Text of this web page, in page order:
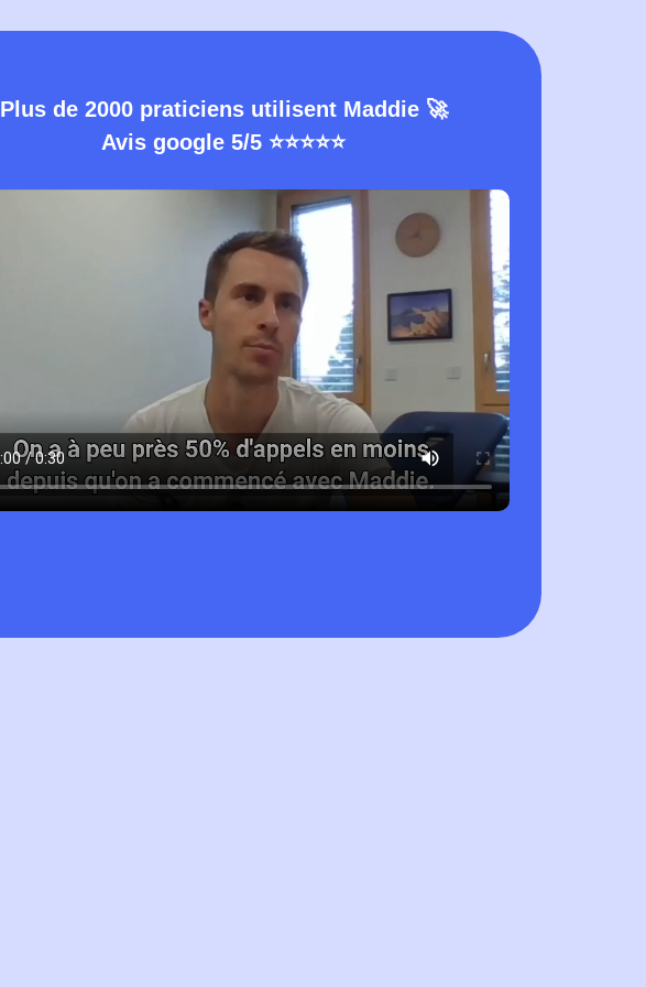
Plus de 2000 praticiens utilisent Maddie 🚀
Avis google 5/5 ⭐️⭐️⭐️⭐️⭐️